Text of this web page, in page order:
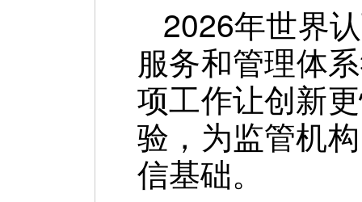
2026年世界
服务和管理体
项工作让创新
验，为监管机
信基础。